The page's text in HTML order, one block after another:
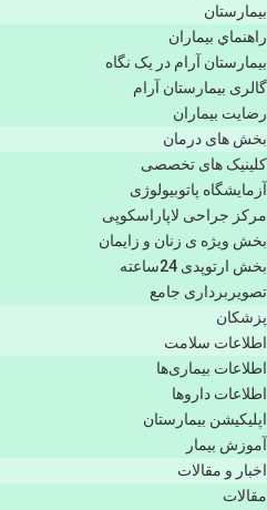
بيمارستان
راهنماي بیماران
بیمارستان آرام در یک نگاه
گالری بیمارستان آرام
رضایت بیماران
بخش های درمان
کلینیک های تخصصی
آزمایشگاه پاتوبیولوژی
مرکز جراحی لاپاراسکوپی
بخش ویژه ی زنان و زایمان
بخش ارتوپدی 24ساعته
تصویربرداری جامع
پزشكان
اطلاعات سلامت
اطلاعات بیماری‌ها
اطلاعات دارو‌ها
اپليكيشن بيمارستان
آموزش بیمار
اخبار و مقالات
مقالات